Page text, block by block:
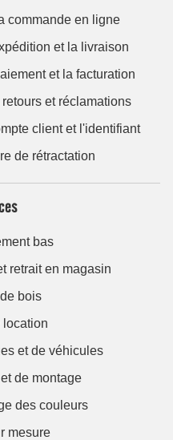
commande en ligne
et la livraison
et la facturation
et réclamations
client et l'identifiant
de rétractation
bas
retrait en magasin
bois
location
et de véhicules
de montage
des couleurs
mesure